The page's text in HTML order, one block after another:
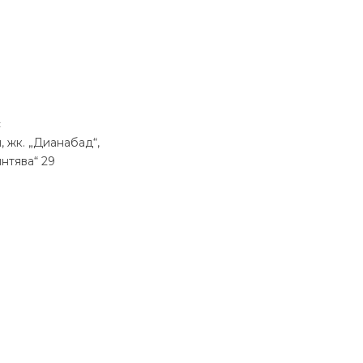
жк. „Дианабад“,
“ 29